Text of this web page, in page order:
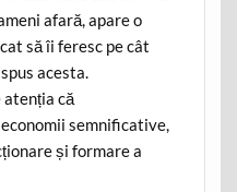
afară, apare o
să îi feresc pe cât
acesta.
că
semnificative,
și formare a